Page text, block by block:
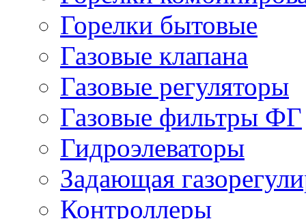
Горелки бытовые
Газовые клапана
Газовые регуляторы
Газовые фильтры ФГ
Гидроэлеваторы
Задающая
Контроллеры